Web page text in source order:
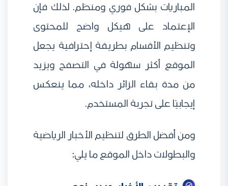
المباريات بشكل فوري ومنظم. لذلك فإن
الإعتماد على هيكل واضح للمحتوى
وتنظيم الأقسام بطريقة إحترافية يجعل
الموقع أكثر سهولة في التصفح ويزيد
من مدة بقاء الزائر داخله، مما ينعكس
إيجابيًا على تجربة المستخدم.
ومن أفضل الطرق لتنظيم الأخبار الرياضية
والبطولات داخل الموقع ما يلي: